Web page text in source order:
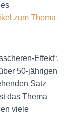
zum Thema
Effekt“,
50-jährigen
Satz
das Thema
viele